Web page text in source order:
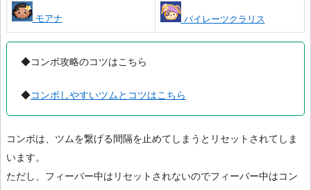
モアナ パイレーツクラリス
◆コンボ攻略のコツはこちら
◆コンボしやすいツムとコツはこちら
コンボは、ツムを繋げる間隔を止めてしまうとリセットされてしま
います。
ただし、フィーバー中はリセットされないのでフィーバー中はコン